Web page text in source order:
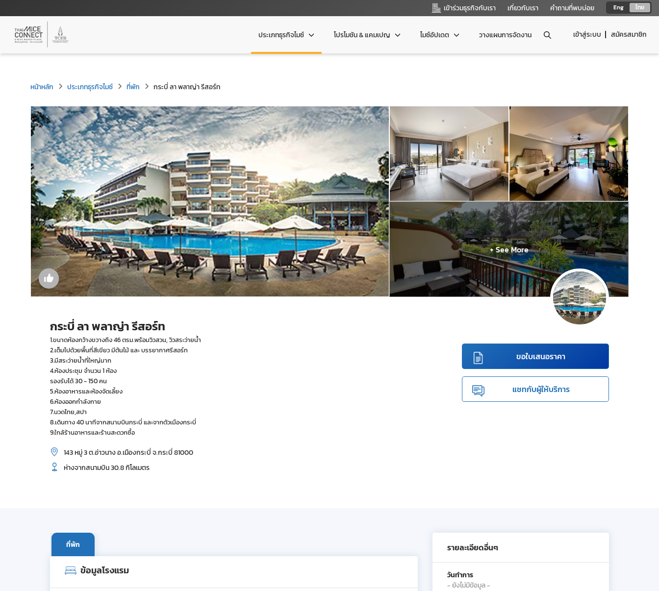
Eng ไทย
เข้าร่วมธุรกิจกับเรา เกี่ยวกับเรา คำถามที่พบบ่อย
เข้าสู่ระบบ สมัครสมาชิก
ประเภทธุรกิจไมซ์ โปรโมชัน & แคมเปญ ไมซ์อัปเดต วางแผนการจัดงาน
หน้าหลัก ประเภทธุรกิจไมซ์ ที่พัก กระบี่ ลา พลาญ่า รีสอร์ท
+ See More
กระบี่ ลา พลาญ่า รีสอร์ท
1.ขนาดห้องกว้างขวางถึง 46 ตรม.พร้อมวิวสวน, วิวสระว่ายน้ำ
2.เต็มไปด้วยพื้นที่สีเขียว มีต้นไม้ และ บรรยากาศรีสอร์ท
3.มีสระว่ายน้ำที่ใหญ่มาก
4.ห้องประชุม จำนวน 1 ห้อง
รองรับได้ 30 - 150 คน
5.ห้องอาหารและห้องจัดเลี้ยง
6.ห้องออกกำลังกาย
7.นวดไทย,สปา
8.เดินทาง 40 นาทีจากสนามบินกระบี่ และจากตัวเมืองกระบี่
9.ใกล้ร้านอาหารและร้านสะดวกซื้อ
143 หมู่ 3 ต.อ่าวนาง อ.เมืองกระบี่ จ.กระบี่ 81000
ห่างจากสนามบิน 30.8 กิโลเมตร
ขอใบเสนอราคา
แชทกับผู้ให้บริการ
ที่พัก
ข้อมูลโรงแรม
รายละเอียดอื่นๆ
วันทำการ
- ยังไม่มีข้อมูล -